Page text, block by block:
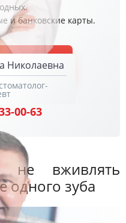
Николаевна
и банковские карты.
нам
00-63
не вживлять
одного зуба